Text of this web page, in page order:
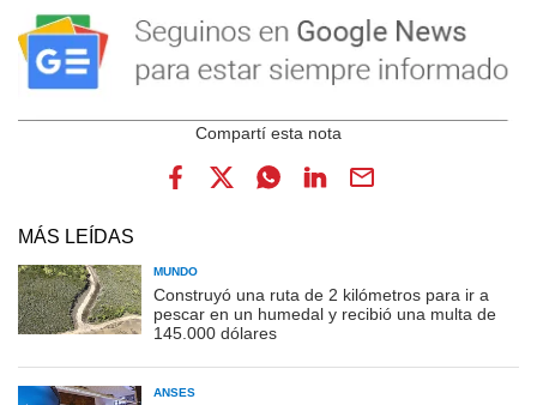
MÁS LEÍDAS
MUNDO
Construyó una ruta de 2 kilómetros para ir a
pescar en un humedal y recibió una multa de
145.000 dólares
ANSES